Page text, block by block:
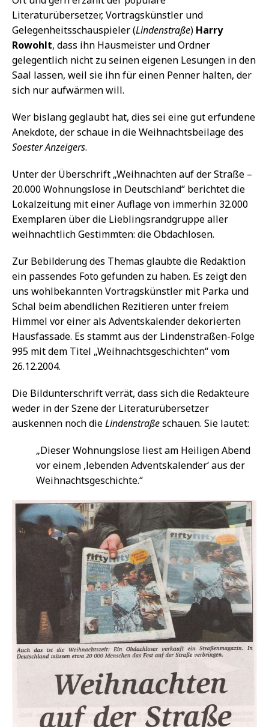
Literaturübersetzer, Vortragskünstler und
Gelegenheitsschauspieler (Lindenstraße) Harry
Rowohlt, dass ihn Hausmeister und Ordner
gelegentlich nicht zu seinen eigenen Lesungen in den
Saal lassen, weil sie ihn für einen Penner halten, der
sich nur aufwärmen will.
Wer bislang geglaubt hat, dies sei eine gut erfundene
Anekdote, der schaue in die Weihnachtsbeilage des
Soester Anzeigers.
Unter der Überschrift „Weihnachten auf der Straße –
20.000 Wohnungslose in Deutschland“ berichtet die
Lokalzeitung mit einer Auflage von immerhin 32.000
Exemplaren über die Lieblingsrandgruppe aller
weihnachtlich Gestimmten: die Obdachlosen.
Zur Bebilderung des Themas glaubte die Redaktion
ein passendes Foto gefunden zu haben. Es zeigt den
uns wohlbekannten Vortragskünstler mit Parka und
Schal beim abendlichen Rezitieren unter freiem
Himmel vor einer als Adventskalender dekorierten
Hausfassade. Es stammt aus der Lindenstraßen-Folge
995 mit dem Titel „Weihnachtsgeschichten“ vom
26.12.2004.
Die Bildunterschrift verrät, dass sich die Redakteure
weder in der Szene der Literaturübersetzer
auskennen noch dieLindenstraßeschauen. Sie lautet:
„Dieser Wohnungslose liest am Heiligen Abend
vor einem ,lebenden Adventskalender‘ aus der
Weihnachtsgeschichte.“